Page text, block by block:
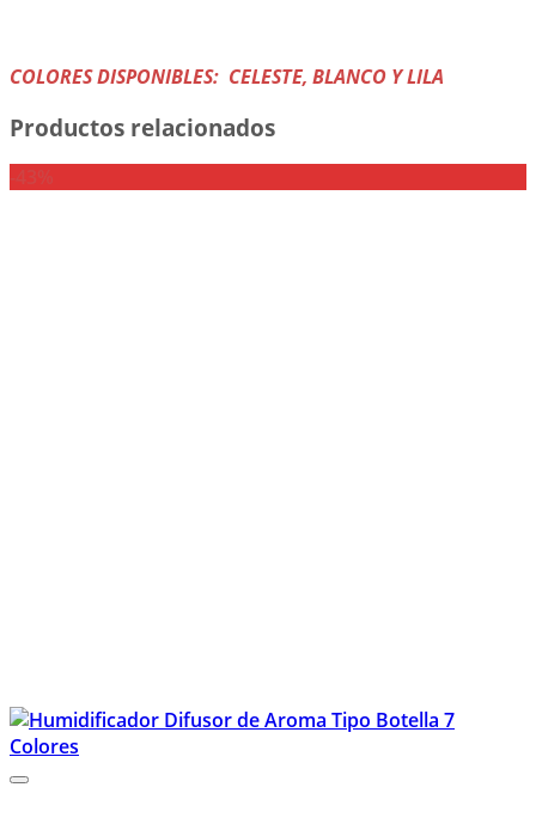
COLORES DISPONIBLES: CELESTE, BLANCO Y LILA
Productos relacionados